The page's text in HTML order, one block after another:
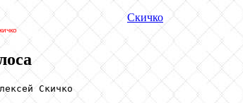
Скичко
Скичко